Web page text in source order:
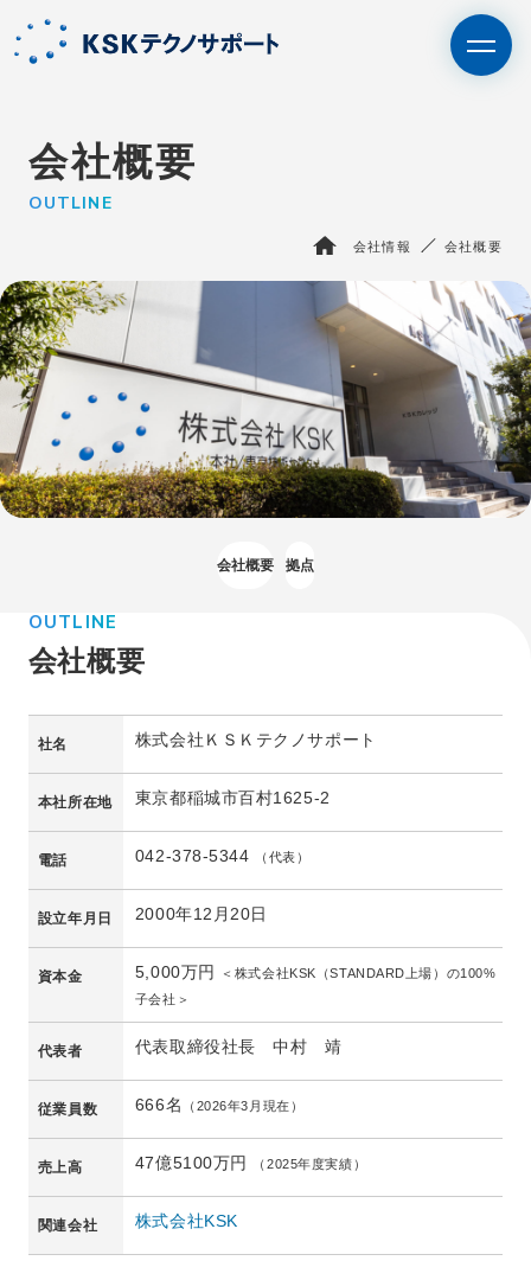
エントリー
サービス
KSKテクノサポートを知る
エピソード
採用情報
会社情報
お問い合わせ
会社概要
OUTLINE
会社情報 会社概要
会社概要 拠点
OUTLINE
会社概要
社名 株式会社ＫＳＫテクノサポート
本社所在地 東京都稲城市百村1625-2
電話 042-378-5344 （代表）
設立年月日 2000年12月20日
資本金 5,000万円
＜株式会社KSK（STANDARD上場）の100%
子会社＞
代表者 代表取締役社長 中村 靖
従業員数 666名 （2026年3月現在）
売上高 47億5100万円 （2025年度実績）
関連会社 株式会社KSK